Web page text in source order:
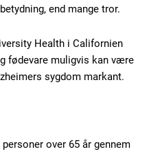
end mange tror.
Health i Californien
fødevare muligvis kan være
sygdom markant.
over 65 år gennem